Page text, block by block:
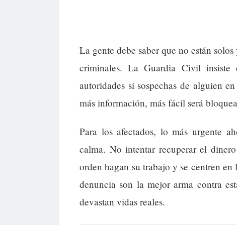
La gente debe saber que no están
criminales. La Guardia Civil
autoridades si sospechas de alguien
más información, más fácil será
Para los afectados, lo más urgente
calma. No intentar recuperar el
orden hagan su trabajo y se centren
denuncia son la mejor arma contra
devastan vidas reales.